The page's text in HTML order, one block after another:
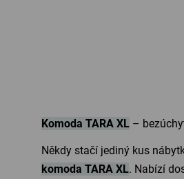
Komoda TARA XL –
Někdy stačí jediný kus
komoda TARA XL. Nabízí